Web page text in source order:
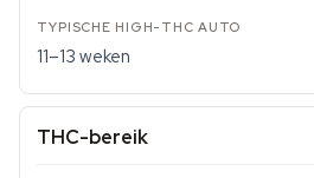
11–13 weken
THC-bereik